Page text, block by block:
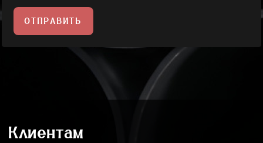
ОТПРАВИТЬ
Клиентам